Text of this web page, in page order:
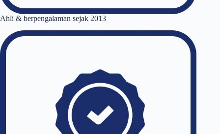
Ahli & berpengalaman sejak 2013